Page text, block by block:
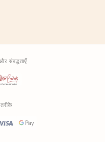
संबद्धताएँ